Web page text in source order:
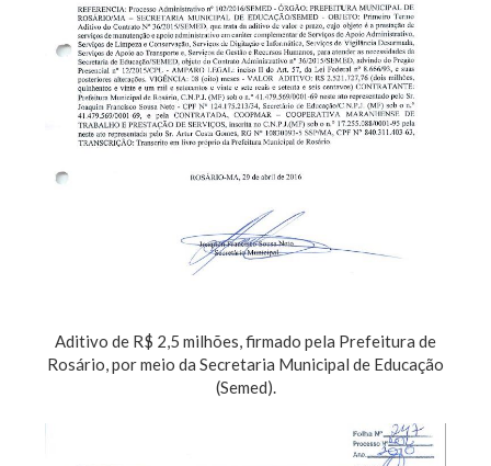
Aditivo de R$ 2,5 milhões, firmado pela Prefeitura de
Rosário, por meio da Secretaria Municipal de Educação
(Semed).